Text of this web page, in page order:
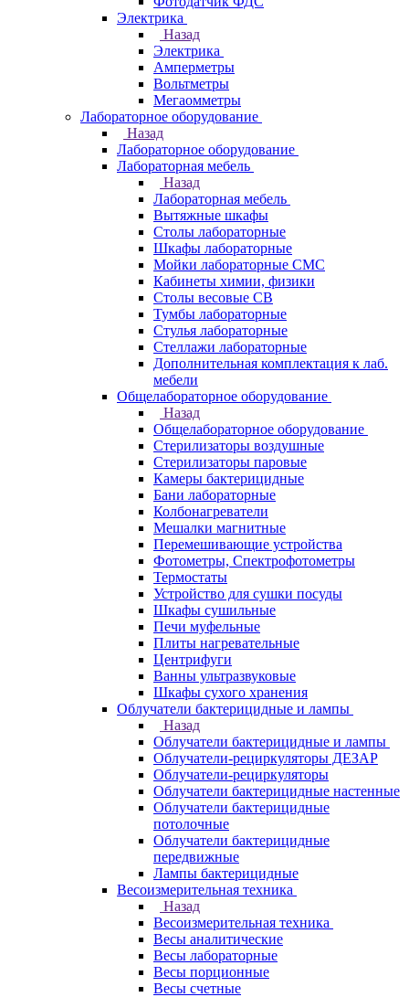
Электрика
Назад
Электрика
Амперметры
Вольтметры
Мегаомметры
Лабораторное оборудование
Назад
Лабораторное оборудование
Лабораторная мебель
Назад
Лабораторная мебель
Вытяжные шкафы
Столы лабораторные
Шкафы лабораторные
Мойки лабораторные СМС
Кабинеты химии, физики
Столы весовые СВ
Тумбы лабораторные
Стулья лабораторные
Стеллажи лабораторные
Дополнительная комплектация к лаб.
мебели
Общелабораторное оборудование
Назад
Общелабораторное оборудование
Стерилизаторы воздушные
Стерилизаторы паровые
Камеры бактерицидные
Бани лабораторные
Колбонагреватели
Мешалки магнитные
Перемешивающие устройства
Фотометры, Спектрофотометры
Термостаты
Устройство для сушки посуды
Шкафы сушильные
Печи муфельные
Плиты нагревательные
Центрифуги
Ванны ультразвуковые
Шкафы сухого хранения
Облучатели бактерицидные и лампы
Назад
Облучатели бактерицидные и лампы
Облучатели-рециркуляторы ДЕЗАР
Облучатели-рециркуляторы
Облучатели бактерицидные настенные
Облучатели бактерицидные
потолочные
Облучатели бактерицидные
передвижные
Лампы бактерицидные
Весоизмерительная техника
Назад
Весоизмерительная техника
Весы аналитические
Весы лабораторные
Весы порционные
Весы счетные